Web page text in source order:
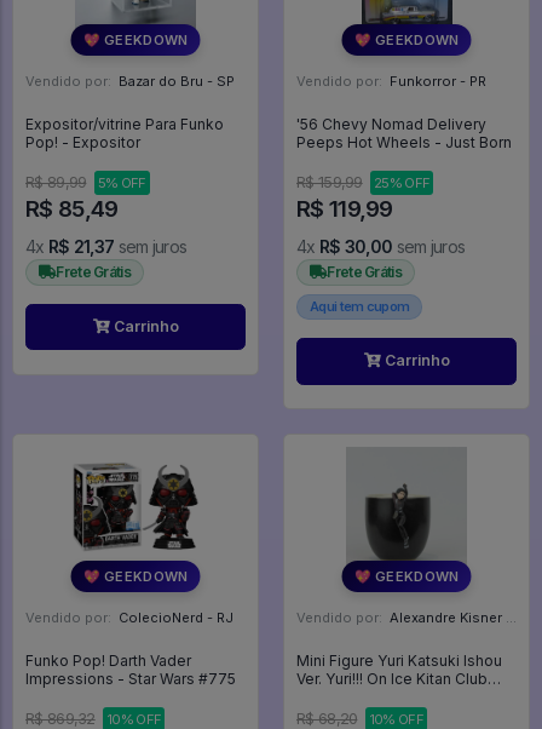
💖 GEEKDOWN
Vendido por: Bazar do Bru - SP
Expositor/vitrine Para Funko
Pop! - Expositor
R$ 89,99 5% OFF
R$ 85,49
4x R$ 21,37 sem juros
Frete Grátis
Carrinho
💖 GEEKDOWN
Vendido por: Funkorror - PR
'56 Chevy Nomad Delivery
Peeps Hot Wheels - Just Born
R$ 159,99 25% OFF
R$ 119,99
4x R$ 30,00 sem juros
Frete Grátis
Aqui tem cupom
Carrinho
💖 GEEKDOWN
Vendido por: ColecioNerd - RJ
Funko Pop! Darth Vader
Impressions - Star Wars #775
R$ 869,32 10% OFF
💖 GEEKDOWN
Vendido por: Alexandre Kisner - PR
Mini Figure Yuri Katsuki Ishou
Ver. Yuri!!! On Ice Kitan Club
R$ 68,20
10% OFF